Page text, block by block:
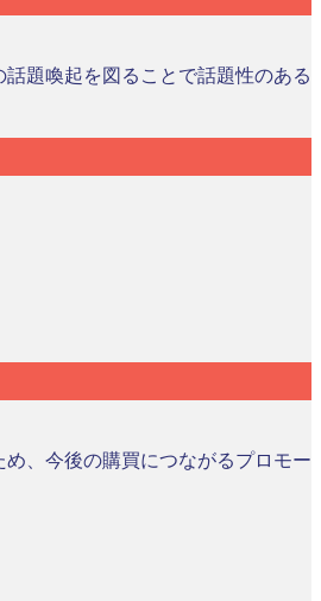
題喚起を図ることで話題性のある
、今後の購買につながるプロモー